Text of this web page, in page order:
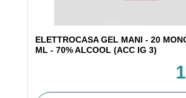
ELETTROCASA GEL MANI - 20
ML - 70% ALCOOL (ACC IG 3)